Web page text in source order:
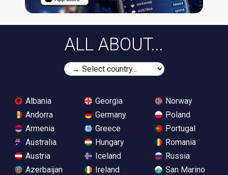
ALL ABOUT...
Albania
Andorra
Armenia
Australia
Austria
Azerbaijan
Georgia
Germany
Greece
Hungary
Iceland
Ireland
Norway
Poland
Portugal
Romania
Russia
San Marino